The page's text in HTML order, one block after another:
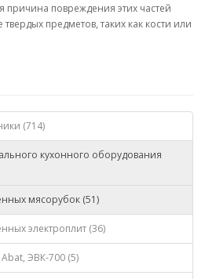
повреждения этих частей
предметов, таких как кости или
(714)
кухонного оборудования
мясорубок (51)
электроплит (36)
ЭВК-700 (5)